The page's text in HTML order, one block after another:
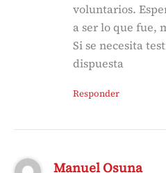
voluntarios.
a ser lo que fue,
Si se necesita
dispuesta
Responder
Manuel Osuna